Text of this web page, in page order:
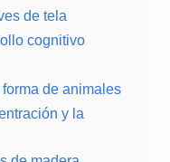
de tela
cognitivo
de animales
y la